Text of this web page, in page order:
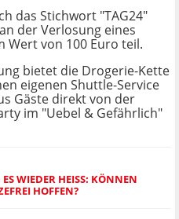
das Stichwort "TAG24"
der Verlosung eines
Wert von 100 Euro teil.
bietet die Drogerie-Kette
eigenen Shuttle-Service
Gäste direkt von der
im "Uebel & Gefährlich"
WIEDER HEISS: KÖNNEN S
HOFFEN?